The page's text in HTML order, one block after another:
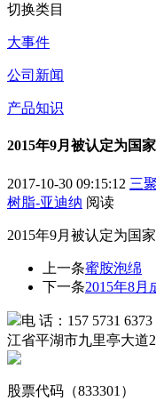
切换类目
大事件
公司新闻
产品知识
2015年9月被认定为国
2017-10-30 09:15:12 三
树脂-亚迪纳 阅读
2015年9月被认定为国
上一条蜜胺泡绵
下一条2015年8月
电 话：157 5731 6373
江省平湖市九里亭大道
股票代码（833301）